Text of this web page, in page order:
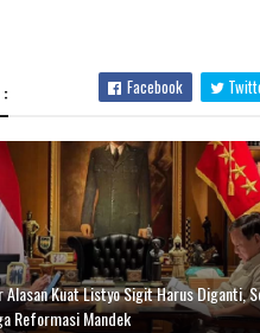
: Facebook
Alasan Kuat Listyo Sigit Harus Diganti,
Reformasi Mandek